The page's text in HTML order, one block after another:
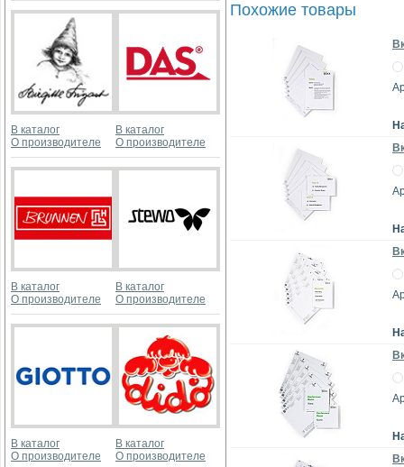
В каталог
О производителе
В каталог
О производителе
В каталог
О производителе
В каталог
О производителе
В каталог
О производителе
В каталог
О производителе
Похожие товары